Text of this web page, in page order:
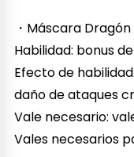
・Máscara
Habilidad: bonus
Efecto de
daño de ataques
Vale necesario:
Vales necesarios